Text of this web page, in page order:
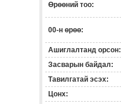
Өрөөний тоо:
00-н өрөө:
Ашиглалтанд орсон:
Засварын байдал:
Тавилгатай эсэх:
Цонх: